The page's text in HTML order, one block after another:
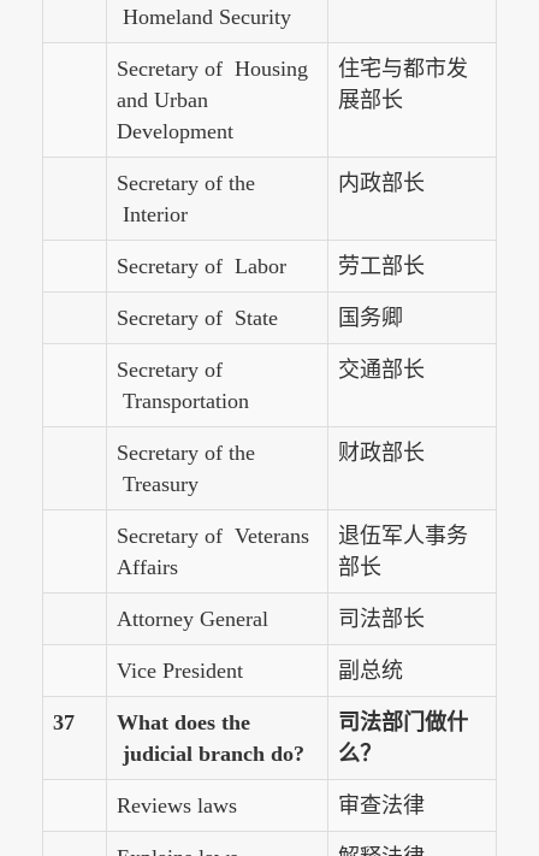
Homeland Security
Secretary of Housing
and Urban
Development
住宅与都市发
展部长
Secretary of the
Interior
内政部长
Secretary of Labor 劳工部长
Secretary of State 国务卿
Secretary of
Transportation
交通部长
Secretary of the
Treasury
财政部长
Secretary of Veterans
Affairs
退伍军人事务
部长
Attorney General 司法部长
Vice President 副总统
37
What does the
judicial branch do?
司法部门做什
么？
Reviews laws 审查法律